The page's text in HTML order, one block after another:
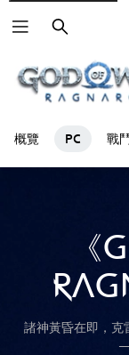
搜
尋
概覽 PC 戰
諸神黃昏在即，克